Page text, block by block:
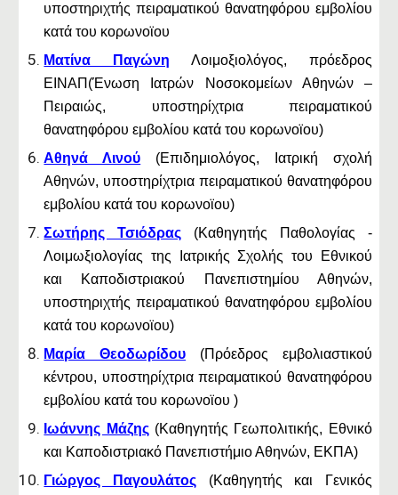
υποστηριχτής πειραματικού θανατηφόρου εμβολίου
κατά του κορωνοϊου
Ματίνα Παγώνη Λοιμοξιολόγος, πρόεδρος
ΕΙΝΑΠ(Ένωση Ιατρών Νοσοκομείων Αθηνών –
Πειραιώς, υποστηρίχτρια πειραματικού
θανατηφόρου εμβολίου κατά του κορωνοϊου)
Αθηνά Λινού (Επιδημιολόγος, Ιατρική σχολή
Αθηνών, υποστηρίχτρια πειραματικού θανατηφόρου
εμβολίου κατά του κορωνοϊου)
Σωτήρης Τσιόδρας (Καθηγητής Παθολογίας -
Λοιμωξιολογίας της Ιατρικής Σχολής του Εθνικού
και Καποδιστριακού Πανεπιστημίου Αθηνών,
υποστηριχτής πειραματικού θανατηφόρου εμβολίου
κατά του κορωνοϊου)
Μαρία Θεοδωρίδου (Πρόεδρος εμβολιαστικού
κέντρου, υποστηρίχτρια πειραματικού θανατηφόρου
εμβολίου κατά του κορωνοϊου )
Ιωάννης Μάζης(Καθηγητής Γεωπολιτικής, Εθνικό
και Καποδιστριακό Πανεπιστήμιο Αθηνών, ΕΚΠΑ)
Γιώργος Παγουλάτος(Καθηγητής και Γενικός